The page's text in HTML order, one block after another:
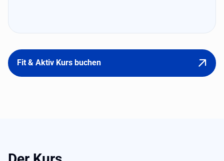
Fit & Aktiv Kurs buchen